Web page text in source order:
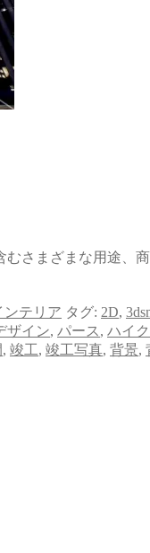
さまざまな用途、
ンテリア タグ: 2D,
ザイン, パース , ハイ
, 竣工, 竣工写真, 背景,